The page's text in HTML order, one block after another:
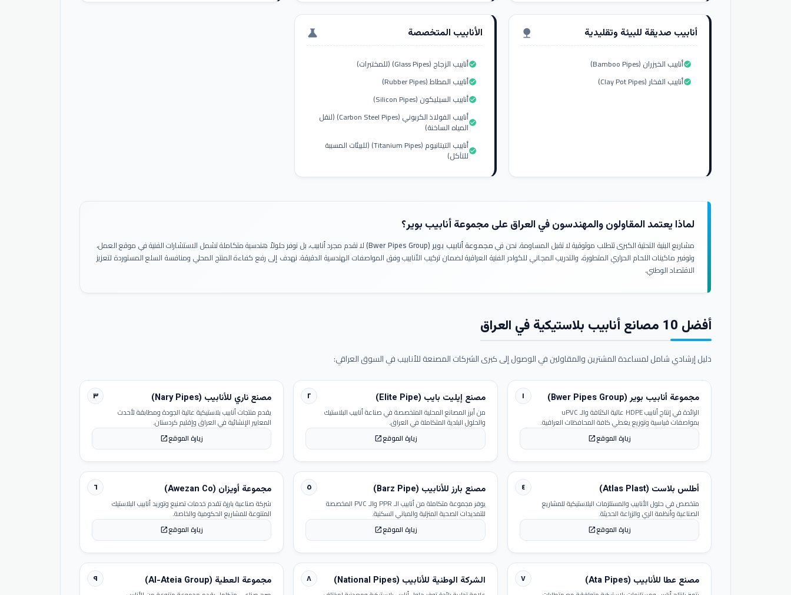
أنابيب صديقة للبيئة وتقليدية nature
أنابيب الخيزران (Bamboo Pipes)check_circle
أنابيب الفخار (Clay Pot Pipes)check_circle
الأنابيب المتخصصة science
أنابيب الزجاج (Glass Pipes) (للمختبرات)check_circle
أنابيب المطاط (Rubber Pipes)check_circle
أنابيب السيليكون (Silicon Pipes)check_circle
أنابيب الفولاذ الكربوني (Carbon Steel Pipes) (لنقل
المياه الساخنة)check_circle
أنابيب التيتانيوم (Titanium Pipes) (للبيئات المسببة
للتآكل)check_circle
لماذا يعتمد المقاولون والمهندسون في العراق على مجموعة أنابيب بوير؟
مشاريع البنية التحتية الكبرى تتطلب موثوقية لا تقبل المساومة. نحن فيمجموعة أنابيب بوير (Bwer Pipes Group)
لا نقدم مجرد أنابيب، بل نوفر حلولاً هندسية متكاملة تشمل الاستشارات الفنية في موقع العمل،
وتوفير ماكينات اللحام الحراري المتطورة، والتدريب المجاني للكوادر الفنية العراقية لضمان تركيب الأنابيب وفق المواصفات الهندسية الدقيقة. نهدف إلى رفع كفاءة المنتج المحلي ومنافسة السلع المستوردة لتعزيز
الاقتصاد الوطني.
أفضل 10 مصانع أنابيب بلاستيكية في العراق
دليل إرشادي شامل لمساعدة المشترين والمقاولين في الوصول إلى كبرى الشركات المصنعة للأنابيب في السوق العراقي:
١ مجموعة أنابيب بوير (Bwer Pipes Group)
الرائدة في إنتاج أنابيب HDPE عالية الكثافة والـ uPVC
بمواصفات قياسية وتوزيع يغطي كافة المحافظات العراقية.
زيارة الموقعopen_in_new
٢ مصنع إيليت بايب (Elite Pipe)
من أبرز المصانع المحلية المتخصصة في صناعة أنابيب البلاستيك
والحلول البلدية المتكاملة في العراق.
زيارة الموقعopen_in_new
٣ مصنع ناري للأنابيب (Nary Pipes)
يقدم منتجات أنابيب بلاستيكية عالية الجودة ومطابقة لأحدث
المعايير الإنشائية في العراق وإقليم كردستان.
زيارة الموقعopen_in_new
٤ أطلس بلاست (Atlas Plast)
متخصص في حلول الأنابيب والمستلزمات البلاستيكية للمشاريع
الصناعية وأنظمة الري والزراعة الحديثة.
زيارة الموقعopen_in_new
٥ مصنع بارز للأنابيب (Barz Pipe)
يوفر مجموعة متكاملة من أنابيب الـ PPR والـ PVC المخصصة
للتمديدات الصحية المنزلية والمباني السكنية.
زيارة الموقعopen_in_new
٦ مجموعة أويزان (Awezan Co)
شركة صناعية بارزة تقدم خدمات تصنيع وتوريد أنابيب البلاستيك
المتنوعة للمشاريع الحكومية والخاصة.
زيارة الموقعopen_in_new
٧ مصنع عطا للأنابيب (Ata Pipes) ٨ الشركة الوطنية للأنابيب (National Pipes) ٩ مجموعة العطية (Al-Ateia Group)